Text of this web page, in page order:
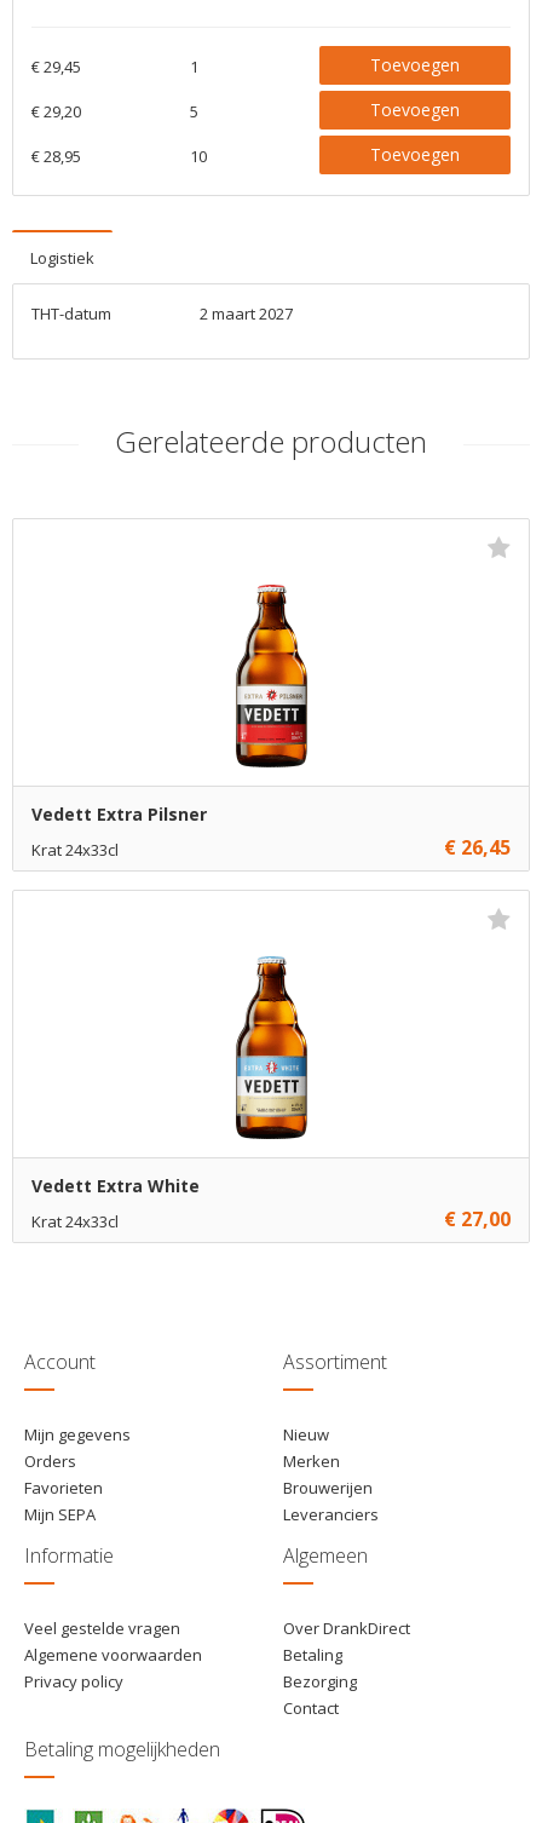
€ 29,45 1 Toevoegen
€ 29,20 5 Toevoegen
€ 28,95 10 Toevoegen
Logistiek
THT-datum 2 maart 2027
Gerelateerde producten
Vedett Extra Pilsner
Krat 24x33cl € 26,45
Vedett Extra White
Krat 24x33cl € 27,00
€ 26,50 Toevoegen
Account
Mijn gegevens
Orders
Favorieten
Mijn SEPA
Assortiment
Nieuw
Merken
Brouwerijen
Leveranciers
Informatie
Veel gestelde vragen
Algemene voorwaarden
Privacy policy
Algemeen
Over DrankDirect
Betaling
Bezorging
Contact
Betaling mogelijkheden